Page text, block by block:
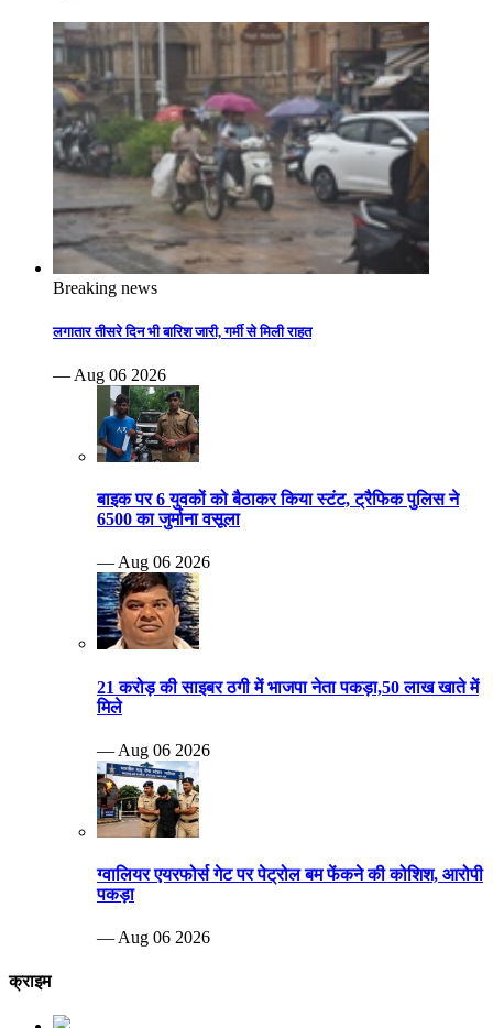
Breaking news
लगातार तीसरे दिन भी बारिश जारी, गर्मी से मिली राहत
— Aug 06 2026
बाइक पर 6 युवकों को बैठाकर किया स्टंट, ट्रैफिक पुलिस ने
6500 का जुर्माना वसूला
— Aug 06 2026
21 करोड़ की साइबर ठगी में भाजपा नेता पकड़ा,50 लाख खाते में
मिले
— Aug 06 2026
ग्वालियर एयरफोर्स गेट पर पेट्रोल बम फेंकने की कोशिश, आरोपी
पकड़ा
— Aug 06 2026
क्राइम